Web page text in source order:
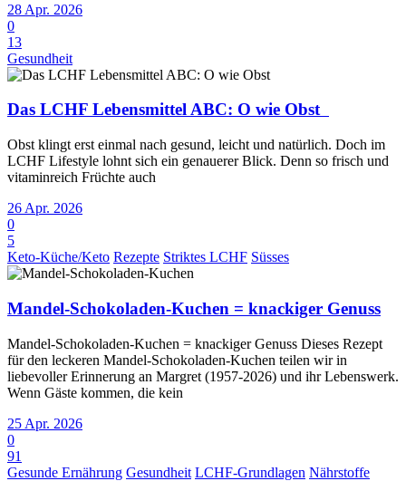
28 Apr. 2026
0
13
Gesundheit
Das LCHF Lebensmittel ABC: O wie Obst
Obst klingt erst einmal nach gesund, leicht und natürlich. Doch im
LCHF Lifestyle lohnt sich ein genauerer Blick. Denn so frisch und
vitaminreich Früchte auch
26 Apr. 2026
0
5
Keto-Küche/Keto Rezepte Striktes LCHF Süsses
Mandel-Schokoladen-Kuchen = knackiger Genuss
Mandel-Schokoladen-Kuchen = knackiger Genuss Dieses Rezept
für den leckeren Mandel-Schokoladen-Kuchen teilen wir in
liebevoller Erinnerung an Margret (1957-2026) und ihr Lebenswerk.
Wenn Gäste kommen, die kein
25 Apr. 2026
0
91
Gesunde Ernährung Gesundheit LCHF-Grundlagen Nährstoffe